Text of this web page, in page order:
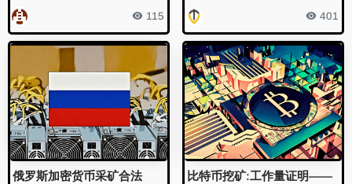
115 401
俄罗斯加密货币采矿合法
比特币挖矿:工作量证明——